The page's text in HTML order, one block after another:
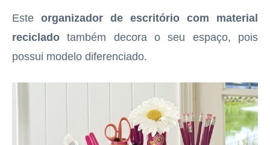
Este organizador de escritório com material
reciclado também decora o seu espaço, pois
possui modelo diferenciado.